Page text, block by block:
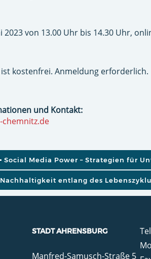
2023 von 13.00 Uhr bis 14.30 Uhr,
kostenfrei. Anmeldung erforderlich.
und Kontakt:
Social Media Power – Strategien für
Nachhaltigkeit entlang des
STADT AHRENSBURG
Manfred-Samusch-Straße 5